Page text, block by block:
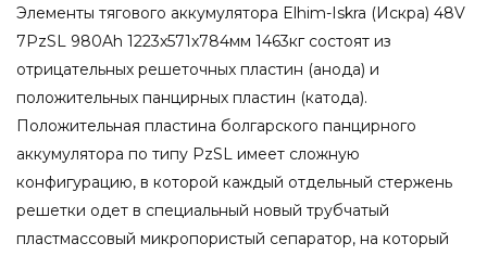
Элементы тягового аккумулятора Elhim-Iskra (Искра) 48V
7PzSL 980Ah 1223x571x784мм 1463кг состоят из
отрицательных решеточных пластин (анода) и
положительных панцирных пластин (катода).
Положительная пластина болгарского панцирного
аккумулятора по типу PzSL имеет сложную
конфигурацию, в которой каждый отдельный стержень
решетки одет в специальный новый трубчатый
пластмассовый микропористый сепаратор, на который